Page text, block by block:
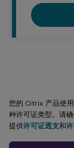
您的 Citrix 产品使
种许可证类型。请
提供许可证透支和
许可证透支